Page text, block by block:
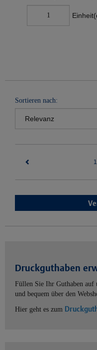
Sortieren nach:
1
Druckguthaben
Füllen Sie Ihr Guthaben auf
und bequem über den
Hier geht es zum